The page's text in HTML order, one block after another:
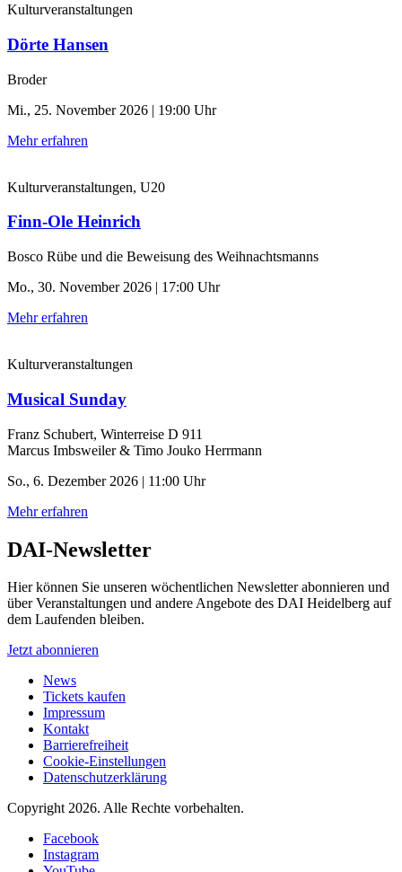
Kulturveranstaltungen
Dörte Hansen
Broder
Mi., 25. November 2026 | 19:00 Uhr
Mehr erfahren
Kulturveranstaltungen, U20
Finn-Ole Heinrich
Bosco Rübe und die Beweisung des Weihnachtsmanns
Mo., 30. November 2026 | 17:00 Uhr
Mehr erfahren
Kulturveranstaltungen
Musical Sunday
Franz Schubert, Winterreise D 911
Marcus Imbsweiler & Timo Jouko Herrmann
So., 6. Dezember 2026 | 11:00 Uhr
Mehr erfahren
DAI-Newsletter
Hier können Sie unseren wöchentlichen Newsletter abonnieren und
über Veranstaltungen und andere Angebote des DAI Heidelberg auf
dem Laufenden bleiben.
Jetzt abonnieren
News
Tickets kaufen
Impressum
Kontakt
Barrierefreiheit
Cookie-Einstellungen
Datenschutzerklärung
Copyright 2026. Alle Rechte vorbehalten.
Facebook
Instagram